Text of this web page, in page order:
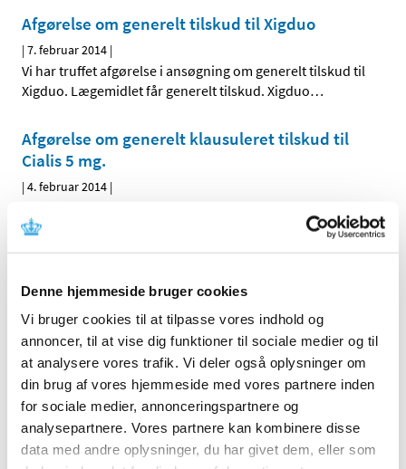
Denne hjemmeside bruger cookies
Vi bruger cookies til at tilpasse vores indhold og
annoncer, til at vise dig funktioner til sociale medier og til
at analysere vores trafik. Vi deler også oplysninger om
din brug af vores hjemmeside med vores partnere inden
for sociale medier, annonceringspartnere og
analysepartnere. Vores partnere kan kombinere disse
data med andre oplysninger, du har givet dem, eller som
Afgørelse om generelt tilskud til Xigduo
|7. februar 2014 |
Vi har truffet afgørelse i ansøgning om generelt tilskud til
Xigduo. Lægemidlet får generelt tilskud. Xigduo…
Afgørelse om generelt klausuleret tilskud til
Cialis 5 mg.
|4. februar 2014 |
klausuleret tilskud til Cialis 5 mg. Lægemidlet får ikke…
Alle (2506)
TID
2026 (84)
2025 (158)
2024 (224)
2023 (195)
2022 (197)